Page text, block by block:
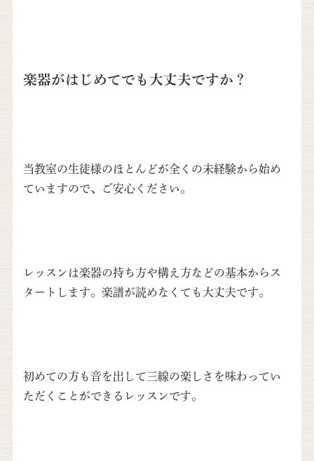
楽器がはじめてでも大丈夫ですか？
当教室の生徒様のほとんどが全くの未経験から始め
ていますので、ご安心ください。
レッスンは楽器の持ち方や構え方などの基本からス
タートします。楽譜が読めなくても大丈夫です。
初めての方も音を出して三線の楽しさを味わってい
ただくことができるレッスンです。